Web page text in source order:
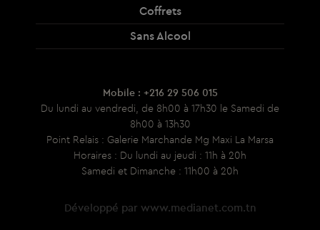
Coffrets
Sans Alcool
Mobile : +216 29 506 015
Du lundi au vendredi, de 8h00 à 17h30 le Samedi de
8h00 à 13h30
Point Relais : Galerie Marchande Mg Maxi La Marsa
Horaires : Du lundi au jeudi : 11h à 20h
Samedi et Dimanche : 11h00 à 20h
Développé par www.medianet.com.tn